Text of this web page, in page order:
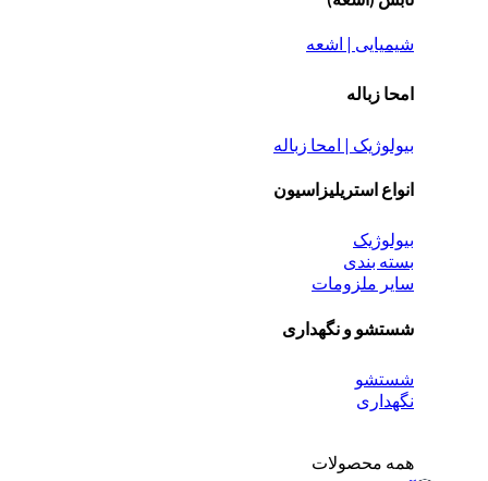
شیمیایی | اشعه
امحا زباله
بیولوژیک | امحا زباله
انواع استریلیزاسیون
بیولوژیک
بسته بندی
سایر ملزومات
شستشو و نگهداری
شستشو
نگهداری
همه محصولات